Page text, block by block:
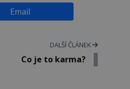
Email
DALŠÍ ČLÁNEK
Co je to karma?